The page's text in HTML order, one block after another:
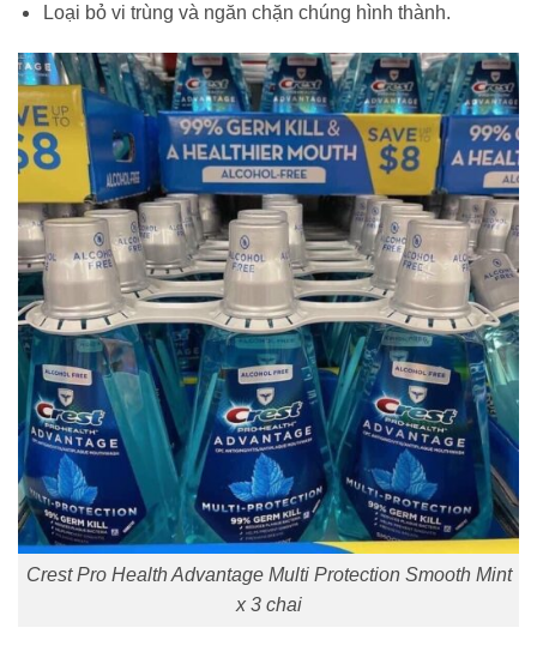
Loại bỏ vi trùng và ngăn chặn chúng hình thành.
Crest Pro Health Advantage Multi Protection Smooth Mint
x 3 chai